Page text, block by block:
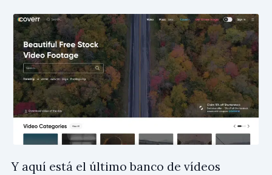
Y aquí está el último banco de vídeos